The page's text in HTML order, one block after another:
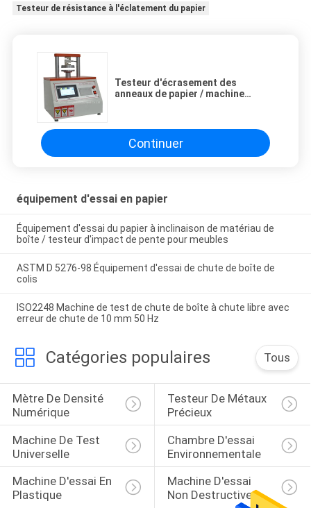
Testeur de résistance à l'éclatement du papier
Testeur d'écrasement des
anneaux de papier / machine
l'écrasement
Continuer
équipement d'essai en papier
Équipement d'essai du papier à inclinaison de matériau de
boîte / testeur d'impact de pente pour meubles
ASTM D 5276-98 Équipement d'essai de chute de boîte de
colis
ISO2248 Machine de test de chute de boîte à chute libre avec
erreur de chute de 10 mm 50 Hz
Catégories populaires Tous
Mètre De Densité
Numérique
Testeur De Métaux
Précieux
Machine De Test
Universelle
Chambre D'essai
Environnementale
Machine D'essai En
Plastique
Machine D'essai
Non Destructive